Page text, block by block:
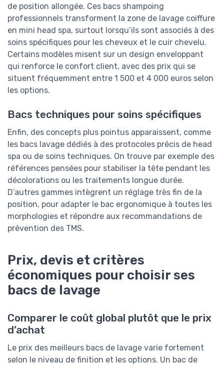
de position allongée. Ces bacs shampoing
professionnels transforment la zone de lavage coiffure
en mini head spa, surtout lorsqu’ils sont associés à des
soins spécifiques pour les cheveux et le cuir chevelu.
Certains modèles misent sur un design enveloppant
qui renforce le confort client, avec des prix qui se
situent fréquemment entre 1 500 et 4 000 euros selon
les options.
Bacs techniques pour soins spécifiques
Enfin, des concepts plus pointus apparaissent, comme
les bacs lavage dédiés à des protocoles précis de head
spa ou de soins techniques. On trouve par exemple des
références pensées pour stabiliser la tête pendant les
décolorations ou les traitements longue durée.
D’autres gammes intègrent un réglage très fin de la
position, pour adapter le bac ergonomique à toutes les
morphologies et répondre aux recommandations de
prévention des TMS.
Prix, devis et critères
économiques pour choisir ses
bacs de lavage
Comparer le coût global plutôt que le prix
d’achat
Le prix des meilleurs bacs de lavage varie fortement
selon le niveau de finition et les options. Un bac de